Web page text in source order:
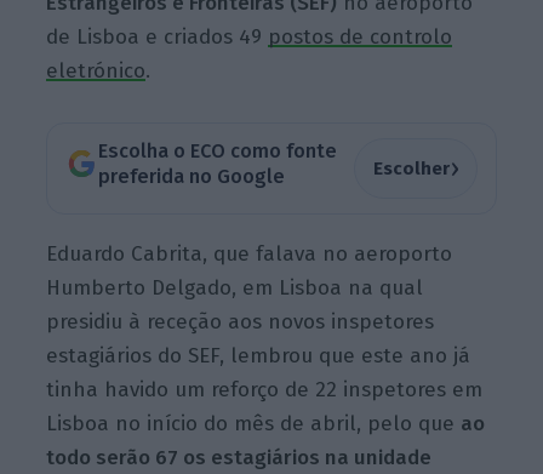
de Lisboa e criados 49 postos de controlo
eletrónico.
Escolha o ECO como fonte
preferida no Google
Escolher›
Eduardo Cabrita, que falava no aeroporto
Humberto Delgado, em Lisboa na qual
presidiu à receção aos novos inspetores
estagiários do SEF, lembrou que este ano já
tinha havido um reforço de 22 inspetores em
Lisboa no início do mês de abril, pelo que ao
todo serão 67 os estagiários na unidade